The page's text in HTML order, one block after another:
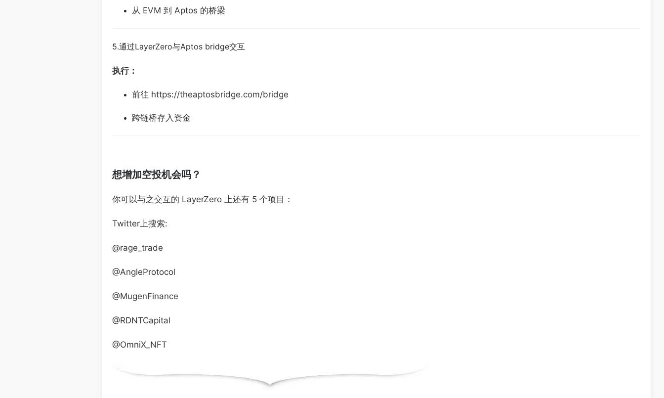
从 EVM 到 Aptos 的桥梁
5.通过LayerZero与Aptos bridge交互
执行：
前往 https://theaptosbridge.com/bridge
跨链桥存入资金
想增加空投机会吗？
你可以与之交互的 LayerZero 上还有 5 个项目：
Twitter上搜索:
@rage_trade
@AngleProtocol
@MugenFinance
@RDNTCapital
@OmniX_NFT